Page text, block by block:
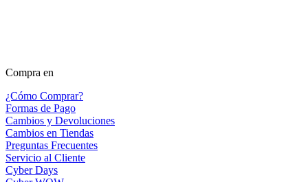
Compra en
¿Cómo Comprar?
Formas de Pago
Cambios y Devoluciones
Cambios en Tiendas
Preguntas Frecuentes
Servicio al Cliente
Cyber Days